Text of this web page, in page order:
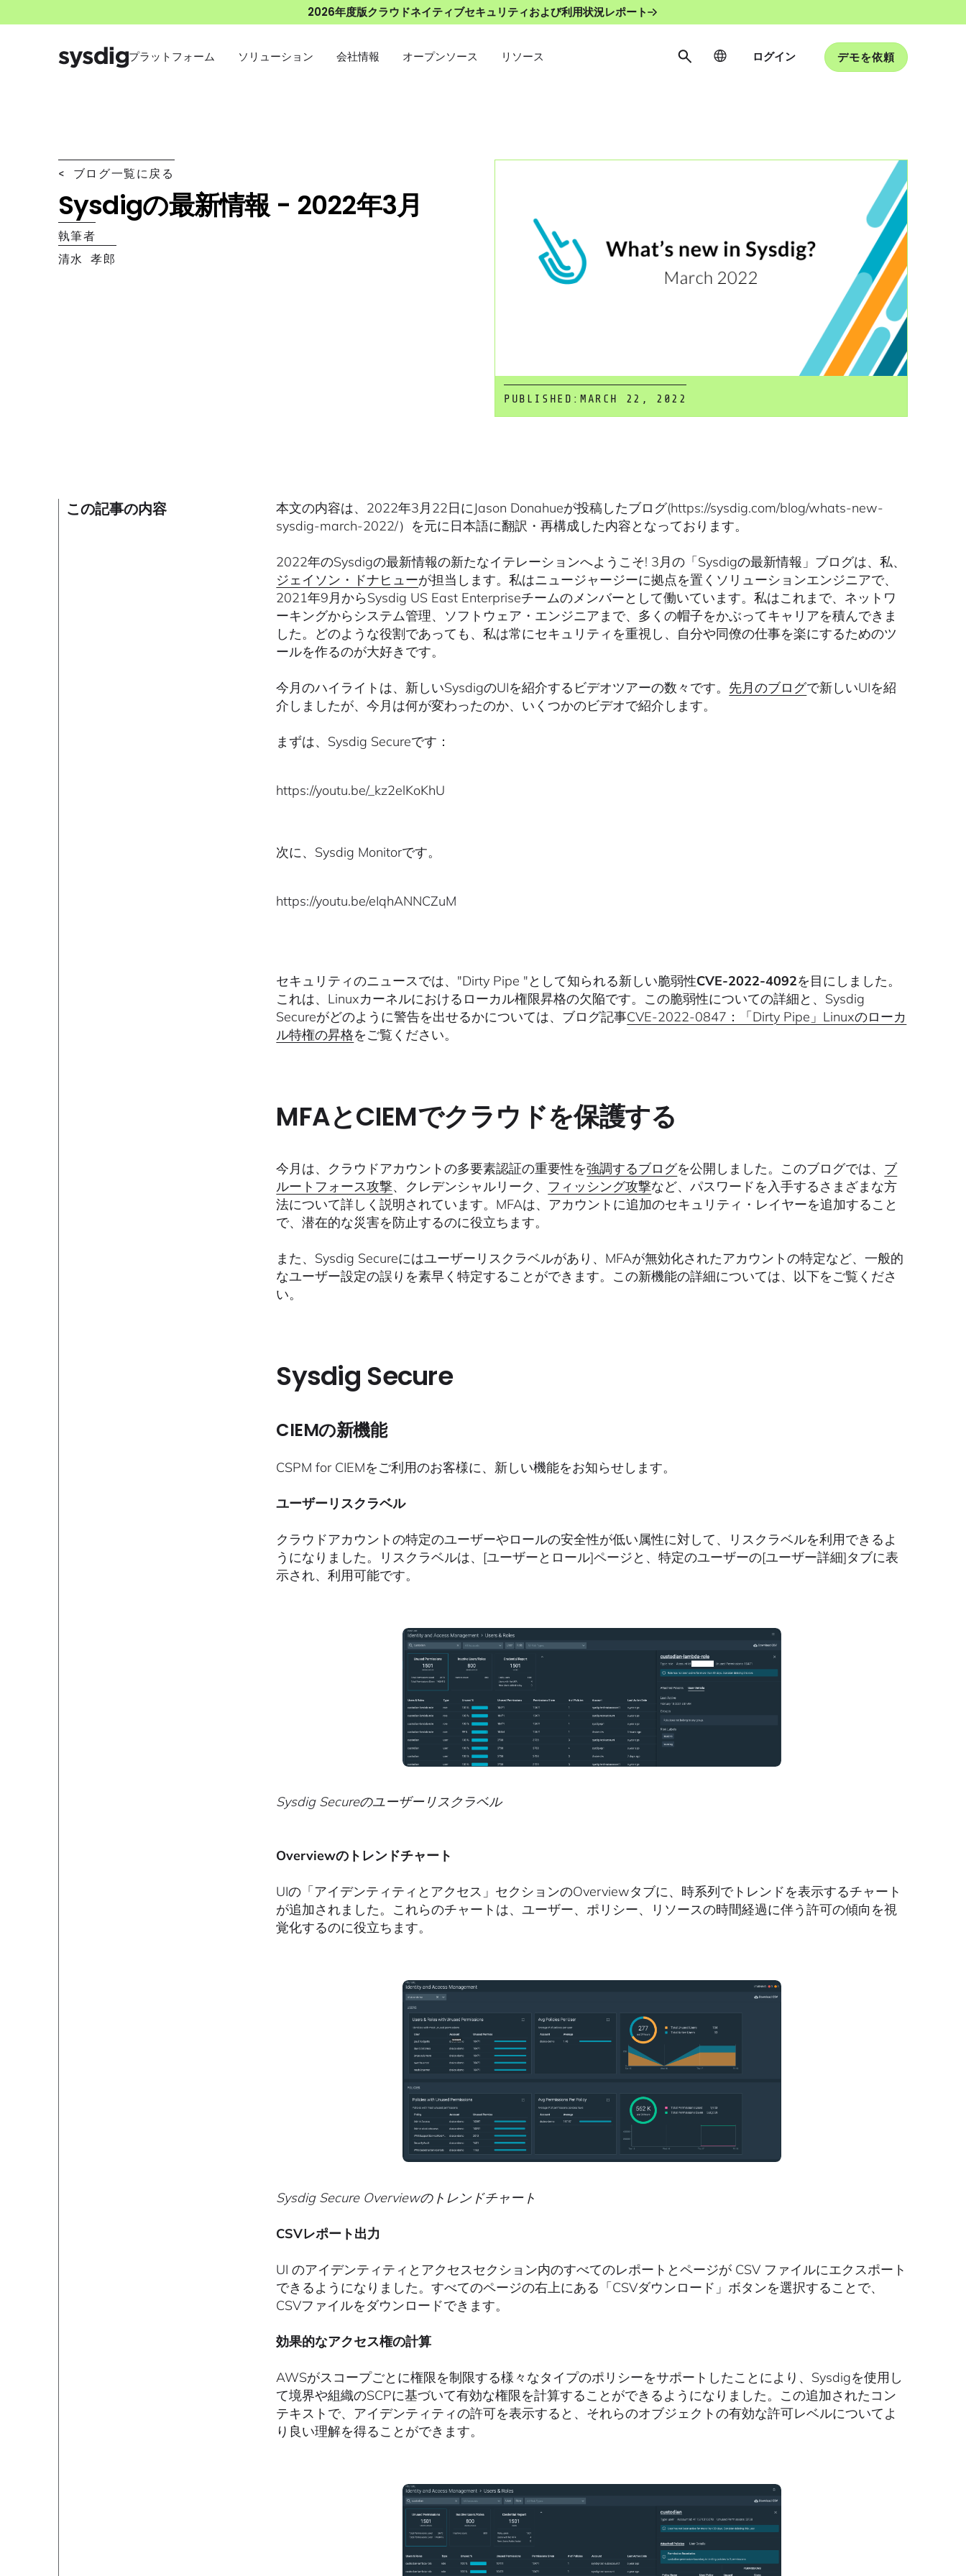
2026年度版クラウドネイティブセキュリティおよび利用状況レポート
プラットフォーム ソリューション 会社情報 オープンソース リソース ログイン デモを依頼
< ブログ一覧に戻る
Sysdigの最新情報 - 2022年3月
執筆者
清水 孝郎
PUBLISHED: MARCH 22, 2022
この記事の内容
本文の内容は、2022年3月22日にJason Donahueが投稿したブログ(https://sysdig.com/blog/whats-new-
sysdig-march-2022/）を元に日本語に翻訳・再構成した内容となっております。
2022年のSysdigの最新情報の新たなイテレーションへようこそ! 3月の「Sysdigの最新情報」ブログは、私、
ジェイソン・ドナヒューが担当します。私はニュージャージーに拠点を置くソリューションエンジニアで、
2021年9月からSysdig US East Enterpriseチームのメンバーとして働いています。私はこれまで、ネットワ
ーキングからシステム管理、ソフトウェア・エンジニアまで、多くの帽子をかぶってキャリアを積んできま
した。どのような役割であっても、私は常にセキュリティを重視し、自分や同僚の仕事を楽にするためのツ
ールを作るのが大好きです。
今月のハイライトは、新しいSysdigのUIを紹介するビデオツアーの数々です。 先月のブログで新しいUIを紹
介しましたが、今月は何が変わったのか、いくつかのビデオで紹介します。
まずは、Sysdig Secureです：
https://youtu.be/_kz2elKoKhU
次に、Sysdig Monitorです。
https://youtu.be/eIqhANNCZuM
セキュリティのニュースでは、"Dirty Pipe "として知られる新しい脆弱性CVE-2022-4092を目にしました。
これは、Linuxカーネルにおけるローカル権限昇格の欠陥です。この脆弱性についての詳細と、Sysdig
Secureがどのように警告を出せるかについては、ブログ記事CVE-2022-0847：「Dirty Pipe」Linuxのローカ
ル特権の昇格をご覧ください。
MFAとCIEMでクラウドを保護する
今月は、クラウドアカウントの多要素認証の重要性を強調するブログを公開しました。このブログでは、 ブ
ルートフォース攻撃、クレデンシャルリーク、 フィッシング攻撃など、パスワードを入手するさまざまな方
法について詳しく説明されています。MFAは、アカウントに追加のセキュリティ・レイヤーを追加すること
で、潜在的な災害を防止するのに役立ちます。
また、Sysdig Secureにはユーザーリスクラベルがあり、MFAが無効化されたアカウントの特定など、一般的
なユーザー設定の誤りを素早く特定することができます。この新機能の詳細については、以下をご覧くださ
い。
Sysdig Secure
CIEMの新機能
CSPM for CIEMをご利用のお客様に、新しい機能をお知らせします。
ユーザーリスクラベル
クラウドアカウントの特定のユーザーやロールの安全性が低い属性に対して、リスクラベルを利用できるよ
うになりました。リスクラベルは、[ユーザーとロール]ページと、特定のユーザーの[ユーザー詳細]タブに表
示され、利用可能です。
Sysdig Secureのユーザーリスクラベル
Overviewのトレンドチャート
UIの「アイデンティティとアクセス」セクションのOverviewタブに、時系列でトレンドを表示するチャート
が追加されました。これらのチャートは、ユーザー、ポリシー、リソースの時間経過に伴う許可の傾向を視
覚化するのに役立ちます。
Sysdig Secure Overviewのトレンドチャート
CSVレポート出力
UI のアイデンティティとアクセスセクション内のすべてのレポートとページが CSV ファイルにエクスポート
できるようになりました。すべてのページの右上にある「CSVダウンロード」ボタンを選択することで、
CSVファイルをダウンロードできます。
効果的なアクセス権の計算
AWSがスコープごとに権限を制限する様々なタイプのポリシーをサポートしたことにより、Sysdigを使用し
て境界や組織のSCPに基づいて有効な権限を計算することができるようになりました。この追加されたコン
テキストで、アイデンティティの許可を表示すると、それらのオブジェクトの有効な許可レベルについてよ
り良い理解を得ることができます。